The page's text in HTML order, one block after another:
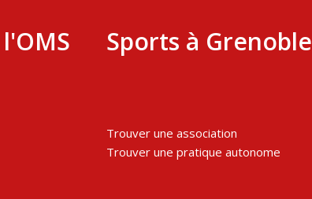
Sports à Grenoble
Trouver une association
Trouver une pratique autonome